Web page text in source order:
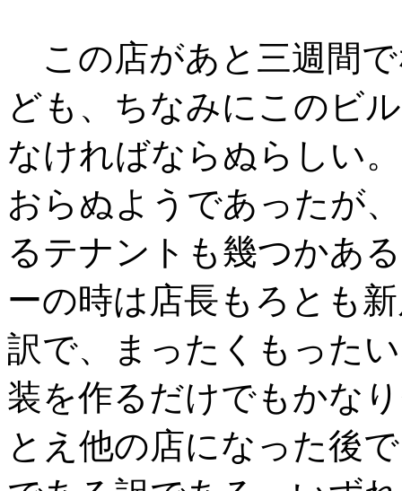
この店があと三週間
ども、ちなみにこのビ
なければならぬらしい
おらぬようであったが
るテナントも幾つかあ
ーの時は店長もろとも
訳で、まったくもった
装を作るだけでもかな
とえ他の店になった後